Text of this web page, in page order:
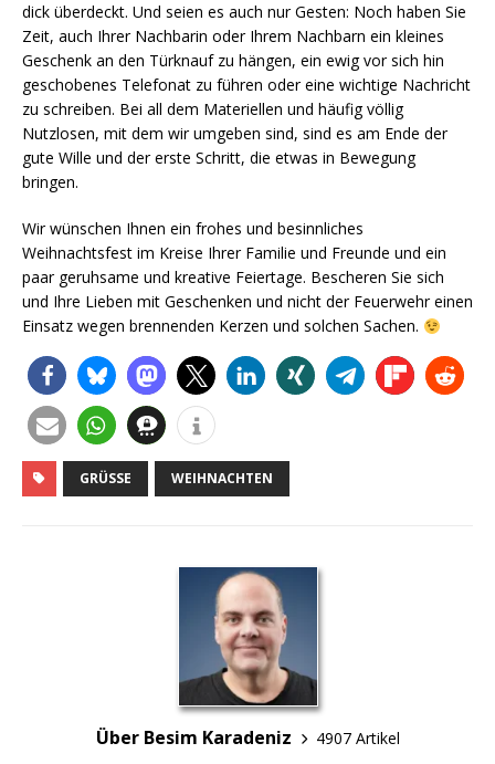
dick überdeckt. Und seien es auch nur Gesten: Noch haben Sie
Zeit, auch Ihrer Nachbarin oder Ihrem Nachbarn ein kleines
Geschenk an den Türknauf zu hängen, ein ewig vor sich hin
geschobenes Telefonat zu führen oder eine wichtige Nachricht
zu schreiben. Bei all dem Materiellen und häufig völlig
Nutzlosen, mit dem wir umgeben sind, sind es am Ende der
gute Wille und der erste Schritt, die etwas in Bewegung
bringen.
Wir wünschen Ihnen ein frohes und besinnliches
Weihnachtsfest im Kreise Ihrer Familie und Freunde und ein
paar geruhsame und kreative Feiertage. Bescheren Sie sich
und Ihre Lieben mit Geschenken und nicht der Feuerwehr einen
Einsatz wegen brennenden Kerzen und solchen Sachen.
GRÜSSE WEIHNACHTEN
Über Besim Karadeniz
4907 Artikel